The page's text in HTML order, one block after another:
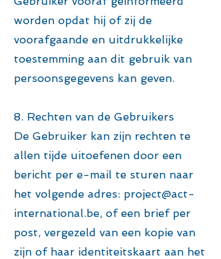
worden opdat hij of zij de
voorafgaande en uitdrukkelijke
toestemming aan dit gebruik van
persoonsgegevens kan geven.
8. Rechten van de Gebruikers
De Gebruiker kan zijn rechten te
allen tijde uitoefenen door een
bericht per e-mail te sturen naar
het volgende adres: project@act-
international.be, of een brief per
post, vergezeld van een kopie van
zijn of haar identiteitskaart aan het